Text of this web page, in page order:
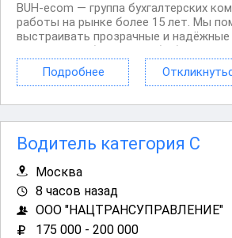
BUH‑ecom — группа бухгалтерских
работы на рынке более 15 лет. Мы
выстраивать прозрачные и надёжные
отчётности, берём на себя
сопровождение и консультирование,
предприниматели могли
Подробнее
Водитель категория С
Москва
8 часов назад
ООО "НАЦТРАНСУПРАВЛЕНИЕ"
175 000 - 200 000